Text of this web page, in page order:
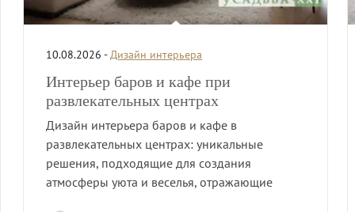
10.08.2026 - Дизайн интерьера
Интерьер баров и кафе при
развлекательных центрах
Дизайн интерьера баров и кафе в
развлекательных центрах: уникальные
решения, подходящие для создания
атмосферы уюта и веселья, отражающие